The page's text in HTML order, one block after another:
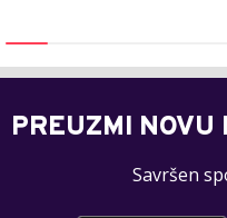
PREUZMI
Savršen